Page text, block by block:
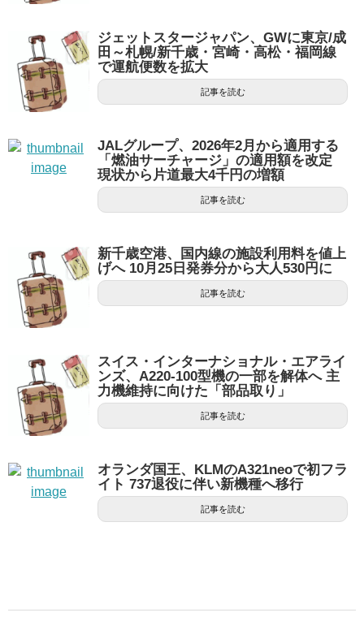
ジェットスタージャパン、GWに東京/成
田～札幌/新千歳・宮崎・高松・福岡線
で運航便数を拡大
記事を読む
JALグループ、2026年2月から適用する
「燃油サーチャージ」の適用額を改定
現状から片道最大4千円の増額
記事を読む
新千歳空港、国内線の施設利用料を値上
げへ 10月25日発券分から大人530円に
記事を読む
スイス・インターナショナル・エアライ
ンズ、A220-100型機の一部を解体へ 主
力機維持に向けた「部品取り」
記事を読む
オランダ国王、KLMのA321neoで初フラ
イト 737退役に伴い新機種へ移行
記事を読む